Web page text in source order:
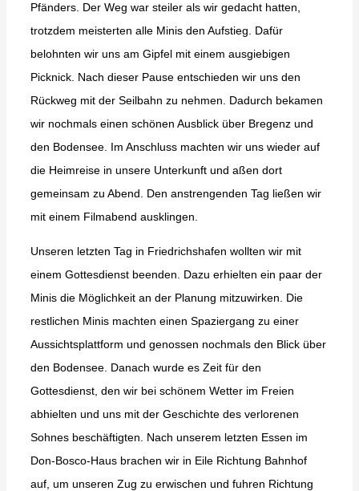
Pfänders. Der Weg war steiler als wir gedacht hatten,
trotzdem meisterten alle Minis den Aufstieg. Dafür
belohnten wir uns am Gipfel mit einem ausgiebigen
Picknick. Nach dieser Pause entschieden wir uns den
Rückweg mit der Seilbahn zu nehmen. Dadurch bekamen
wir nochmals einen schönen Ausblick über Bregenz und
den Bodensee. Im Anschluss machten wir uns wieder auf
die Heimreise in unsere Unterkunft und aßen dort
gemeinsam zu Abend. Den anstrengenden Tag ließen wir
mit einem Filmabend ausklingen.
Unseren letzten Tag in Friedrichshafen wollten wir mit
einem Gottesdienst beenden. Dazu erhielten ein paar der
Minis die Möglichkeit an der Planung mitzuwirken. Die
restlichen Minis machten einen Spaziergang zu einer
Aussichtsplattform und genossen nochmals den Blick über
den Bodensee. Danach wurde es Zeit für den
Gottesdienst, den wir bei schönem Wetter im Freien
abhielten und uns mit der Geschichte des verlorenen
Sohnes beschäftigten. Nach unserem letzten Essen im
Don-Bosco-Haus brachen wir in Eile Richtung Bahnhof
auf, um unseren Zug zu erwischen und fuhren Richtung